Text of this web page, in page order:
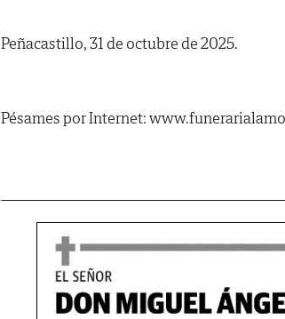
Peñacastillo, 31 de octubre de 2025.
Pésames por Internet: